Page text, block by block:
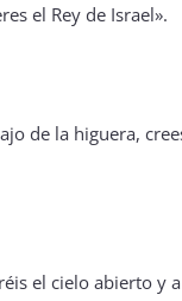
el Rey de Israel».
de la higuera,
el cielo abierto y